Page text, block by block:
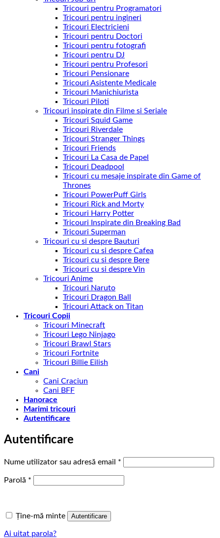
Tricouri pentru Programatori
Tricouri pentru ingineri
Tricouri Electricieni
Tricouri pentru Doctori
Tricouri pentru fotografi
Tricouri pentru DJ
Tricouri pentru Profesori
Tricouri Pensionare
Tricouri Asistente Medicale
Tricouri Manichiurista
Tricouri Piloti
Tricouri inspirate din Filme si Seriale
Tricouri Squid Game
Tricouri Riverdale
Tricouri Stranger Things
Tricouri Friends
Tricouri La Casa de Papel
Tricouri Deadpool
Tricouri cu mesaje inspirate din Game of
Thrones
Tricouri PowerPuff Girls
Tricouri Rick and Morty
Tricouri Harry Potter
Tricouri Inspirate din Breaking Bad
Tricouri Superman
Tricouri cu si despre Bauturi
Tricouri cu si despre Cafea
Tricouri cu si despre Bere
Tricouri cu si despre Vin
Tricouri Anime
Tricouri Naruto
Tricouri Dragon Ball
Tricouri Attack on Titan
Tricouri Copii
Tricouri Minecraft
Tricouri Lego Ninjago
Tricouri Brawl Stars
Tricouri Fortnite
Tricouri Billie Eilish
Cani
Cani Craciun
Cani BFF
Hanorace
Marimi tricouri
Autentificare
Autentificare
Nume utilizator sau adresă email *
Parolă *
Ține-mă minte Autentificare
Ai uitat parola?